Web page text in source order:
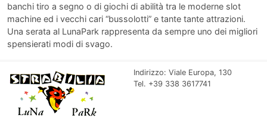
banchi tiro a segno o di giochi di abilità tra le moderne slot
machine ed i vecchi cari “bussolotti” e tante tante attrazioni.
Una serata al LunaPark rappresenta da sempre uno dei migliori
spensierati modi di svago.
Indirizzo: Viale Europa, 130
Tel. +39 338 3617741